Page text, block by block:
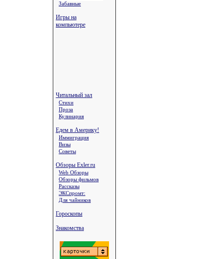
Забавные
Игры на
компьютере
Читальный зал
Стихи
Проза
Кулинария
Едем в Америку!
Иммиграция
Визы
Советы
Обзоры Exler.ru
Web Обзоры
Обзоры фильмов
Рассказы
ЭКСпромт:
Для чайников
Гороскопы
Знакомства